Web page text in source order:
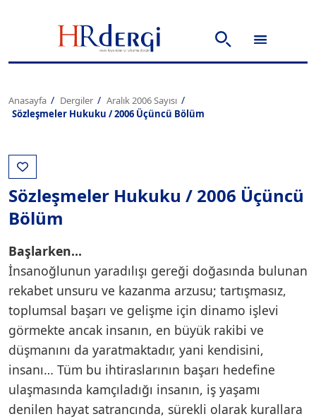
Anasayfa Dergiler
Aralık 2006 Sayısı
Sözleşmeler Hukuku / 2006 Üçüncü Bölüm
Sözleşmeler Hukuku / 2006 Üçüncü
Bölüm
Başlarken…
İnsanoğlunun yaradılışı gereği doğasında bulunan
rekabet unsuru ve kazanma arzusu; tartışmasız,
toplumsal başarı ve gelişme için dinamo işlevi
görmekte ancak insanın, en büyük rakibi ve
düşmanını da yaratmaktadır, yani kendisini,
insanı… Tüm bu ihtiraslarının başarı hedefine
ulaşmasında kamçıladığı insanın, iş yaşamı
denilen hayat satrancında, sürekli olarak kurallara